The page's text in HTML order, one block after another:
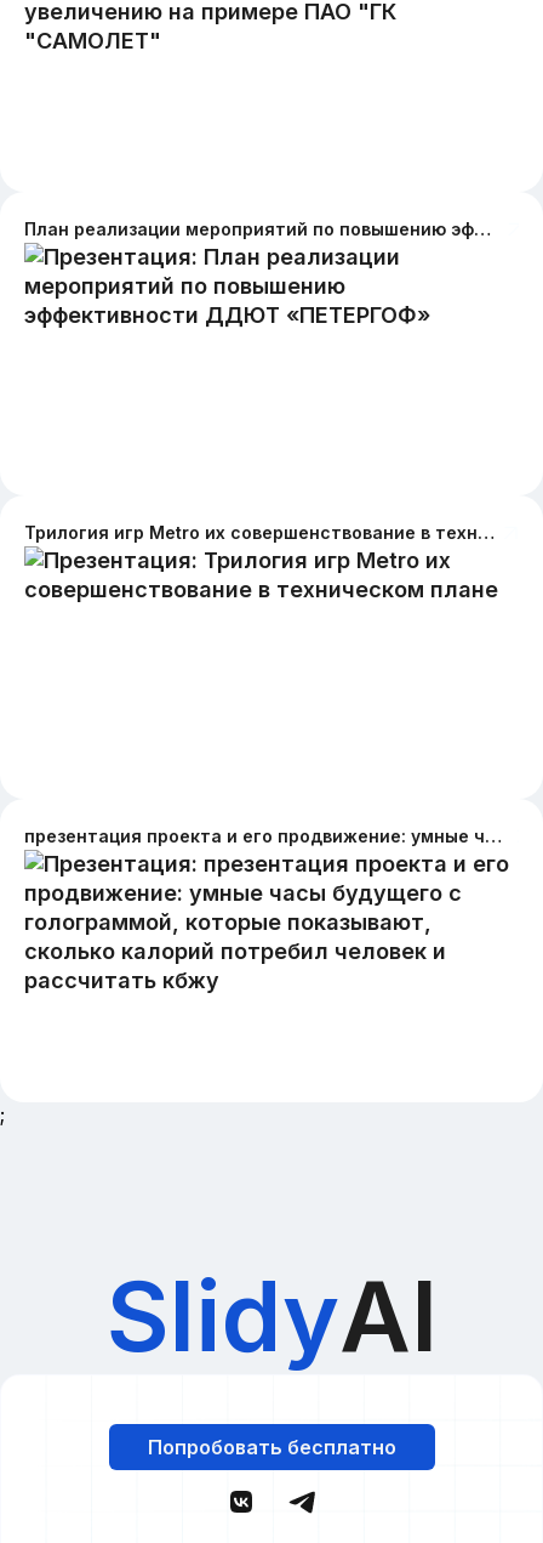
План реализации мероприятий по повышению эффективности ДДЮТ «ПЕТЕРГОФ»
Трилогия игр Metro их совершенствование в техническом плане
презентация проекта и его продвижение: умные часы будущего с голограммой, которые показывают, сколько калорий потребил человек и рассчитать кбжу
;
SlidyAI
Попробовать бесплатно